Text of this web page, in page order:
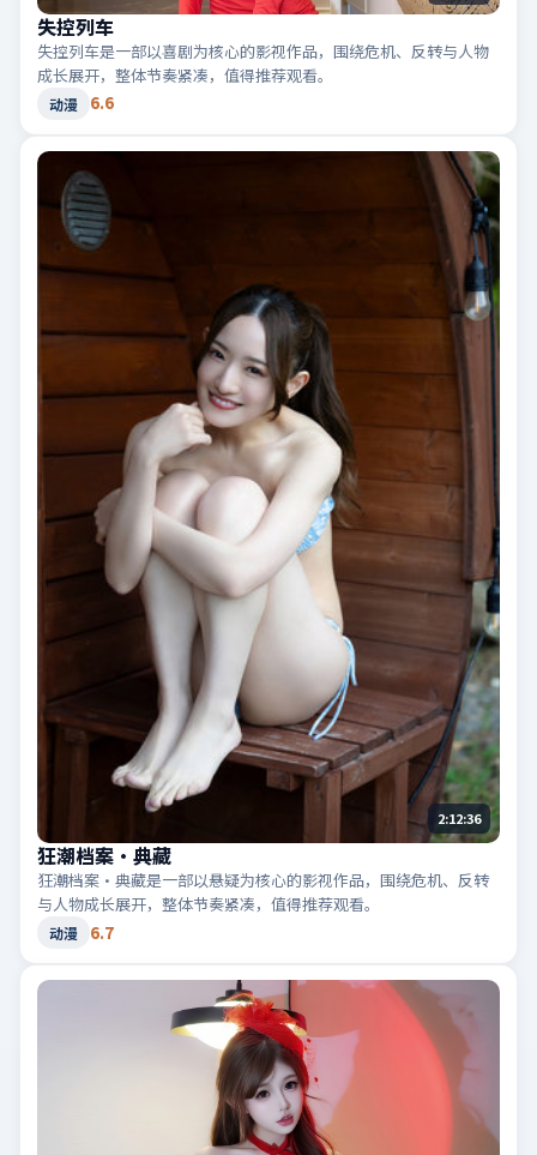
失控列车
失控列车是一部以喜剧为核心的影视作品，围绕危机、反转与人物
成长展开，整体节奏紧凑，值得推荐观看。
动漫 6.6
2:12:36
狂潮档案·典藏
狂潮档案·典藏是一部以悬疑为核心的影视作品，围绕危机、反转
与人物成长展开，整体节奏紧凑，值得推荐观看。
动漫 6.7